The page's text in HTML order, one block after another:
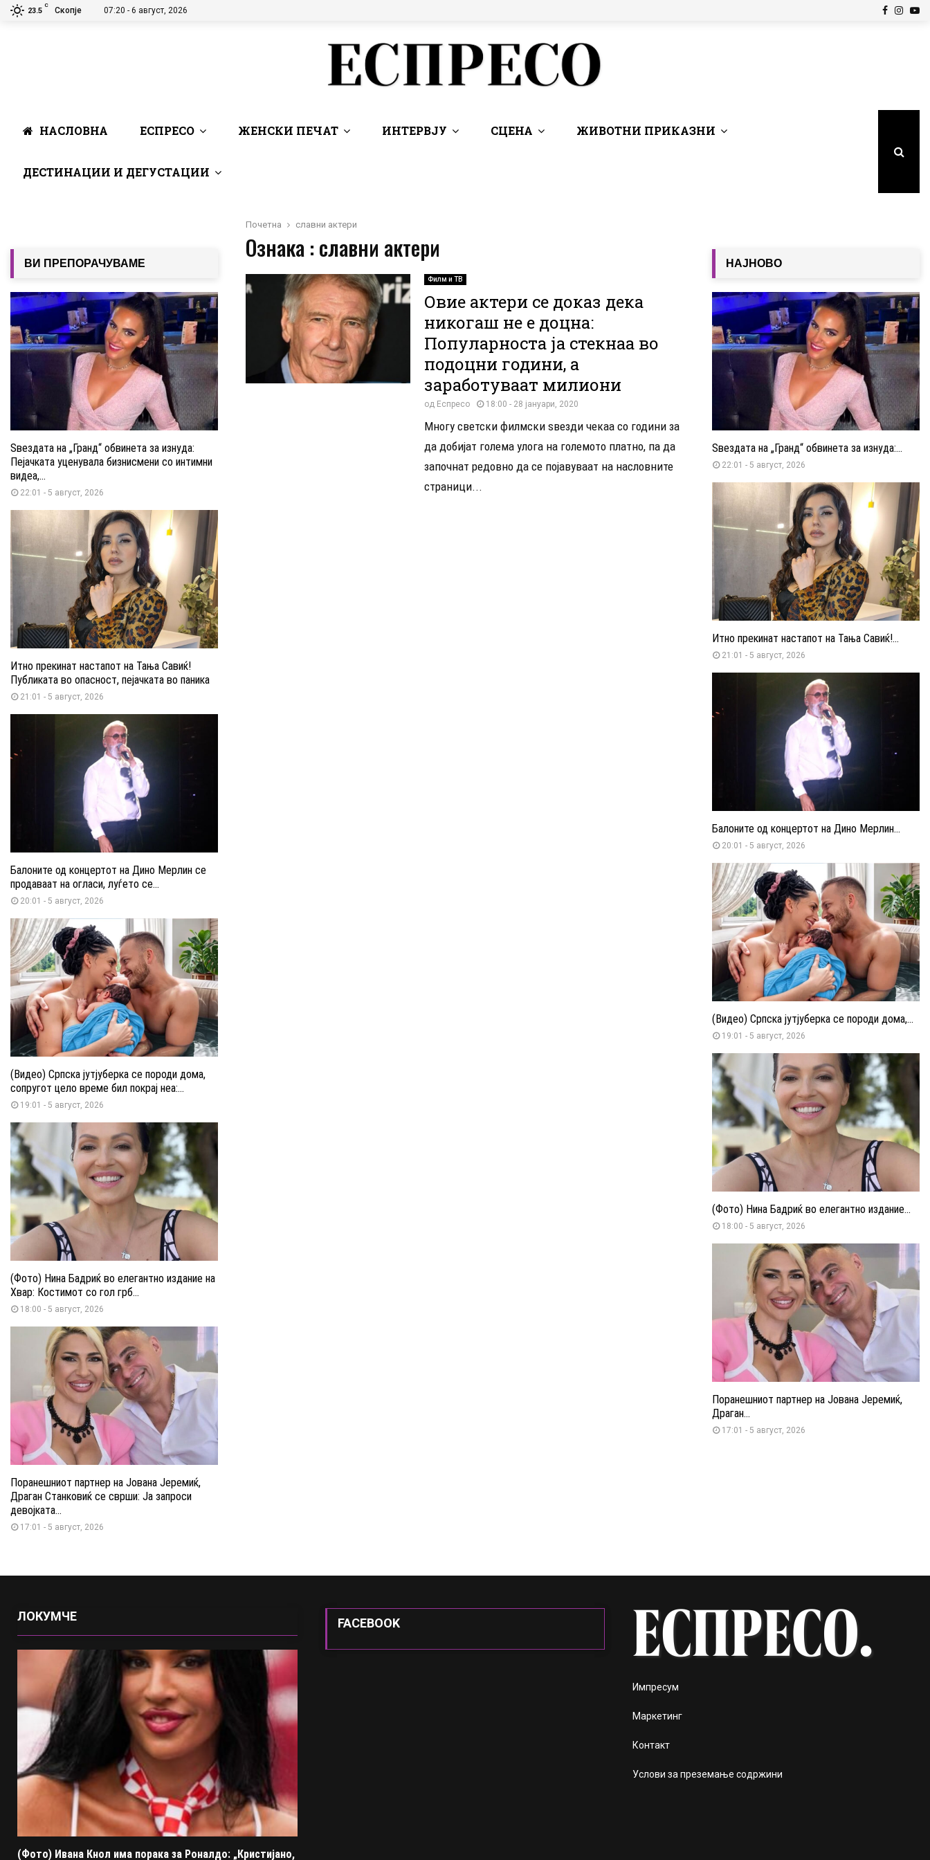
23.5
C
Скопје 07:20 - 6 август, 2026 Facebook
НАСЛОВНА ЕСПРЕСО ЖЕНСКИ ПЕЧАТ ИНТЕРВЈУ СЦЕНА ЖИВОТНИ ПРИКАЗНИ
ДЕСТИНАЦИИ И ДЕГУСТАЦИИ
Почетна славни актери
Ознака : славни актери
Филм и ТВ
Овие актери се доказ дека
никогаш не е доцна:
Популарноста ја стекнаа во
подоцни години, а
заработуваат милиони
од Еспресо 18:00 - 28 јануари, 2020
Многу светски филмски ѕвезди чекаа со години за
да добијат голема улога на големото платно, па да
започнат редовно да се појавуваат на насловните
страници...
ВИ ПРЕПОРАЧУВАМЕ
Ѕвездата на „Гранд“ обвинета за изнуда:
Пејачката уценувала бизнисмени со интимни
видеа,...
22:01 - 5 август, 2026
Итно прекинат настапот на Тања Савиќ!
Публиката во опасност, пејачката во паника
21:01 - 5 август, 2026
Балоните од концертот на Дино Мерлин се
продаваат на огласи, луѓето се...
20:01 - 5 август, 2026
(Видео) Српска јутјуберка се породи дома,
сопругот цело време бил покрај неа:...
19:01 - 5 август, 2026
(Фото) Нина Бадриќ во елегантно издание на
Хвар: Костимот со гол грб...
18:00 - 5 август, 2026
Поранешниот партнер на Јована Јеремиќ,
Драган Станковиќ се сврши: Ја запроси
девојката...
17:01 - 5 август, 2026
НАЈНОВО
Ѕвездата на „Гранд“ обвинета за изнуда:...
22:01 - 5 август, 2026
Итно прекинат настапот на Тања Савиќ!...
21:01 - 5 август, 2026
Балоните од концертот на Дино Мерлин...
20:01 - 5 август, 2026
(Видео) Српска јутјуберка се породи дома,...
19:01 - 5 август, 2026
(Фото) Нина Бадриќ во елегантно издание...
18:00 - 5 август, 2026
Поранешниот партнер на Јована Јеремиќ,
Драган...
17:01 - 5 август, 2026
ЛОКУМЧЕ
(Фото) Ивана Кнол има порака за Роналдо: „Кристијано,
FACEBOOK
Импресум
Маркетинг
Контакт
Услови за преземање содржини